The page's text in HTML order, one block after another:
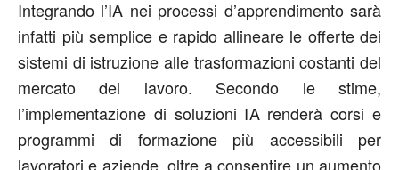
Integrando l’IA nei processi d’apprendimento sarà
infatti più semplice e rapido allineare le offerte dei
sistemi di istruzione alle trasformazioni costanti del
mercato del lavoro. Secondo le stime,
l’implementazione di soluzioni IA renderà corsi e
programmi di formazione più accessibili per
lavoratori e aziende, oltre a consentire un aumento